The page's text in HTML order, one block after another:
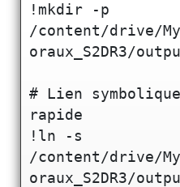
!mkdir -p
/content/drive/
oraux_S2DR3/
# Lien
rapide
!ln -s
/content/drive/
oraux_S2DR3/